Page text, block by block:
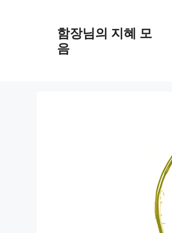
함장님의 지혜 모
음